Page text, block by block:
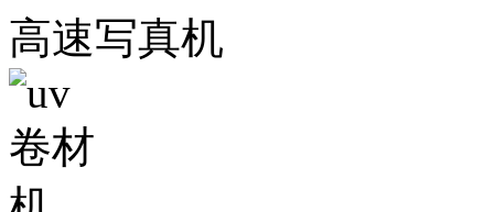
高速写真机